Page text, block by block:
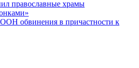
православные храмы
ООН обвинения в причастности к